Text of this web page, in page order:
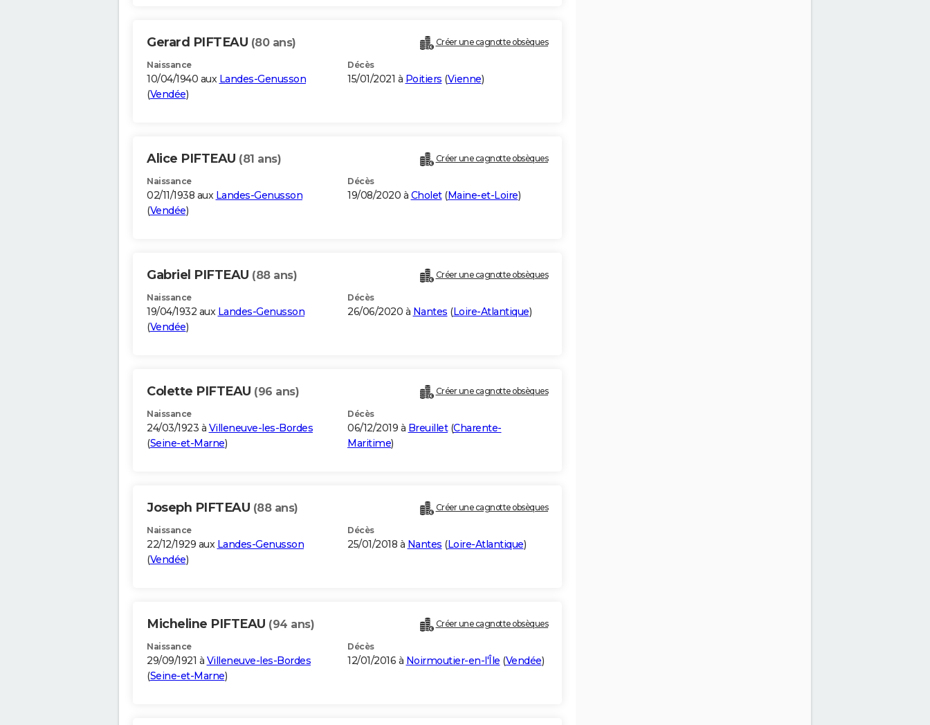
Gerard PIFTEAU (80 ans) Créer une cagnotte obsèques
Naissance
10/04/1940 aux Landes-Genusson
(Vendée)
Décès
15/01/2021 à Poitiers (Vienne)
Alice PIFTEAU (81 ans) Créer une cagnotte obsèques
Naissance
02/11/1938 aux Landes-Genusson
(Vendée)
Décès
19/08/2020 à Cholet(Maine-et-Loire)
Gabriel PIFTEAU (88 ans) Créer une cagnotte obsèques
Naissance
19/04/1932 aux Landes-Genusson
(Vendée)
Décès
26/06/2020 à Nantes (Loire-Atlantique)
Colette PIFTEAU (96 ans) Créer une cagnotte obsèques
Naissance
24/03/1923 à Villeneuve-les-Bordes
(Seine-et-Marne)
Décès
06/12/2019 à Breuillet(Charente-
Maritime)
Joseph PIFTEAU (88 ans) Créer une cagnotte obsèques
Naissance
22/12/1929 aux Landes-Genusson
(Vendée)
Décès
25/01/2018 à Nantes (Loire-Atlantique)
Micheline PIFTEAU (94 ans) Créer une cagnotte obsèques
Naissance
29/09/1921 à Villeneuve-les-Bordes
(Seine-et-Marne)
Décès
12/01/2016 à Noirmoutier-en-l'Île (Vendée)